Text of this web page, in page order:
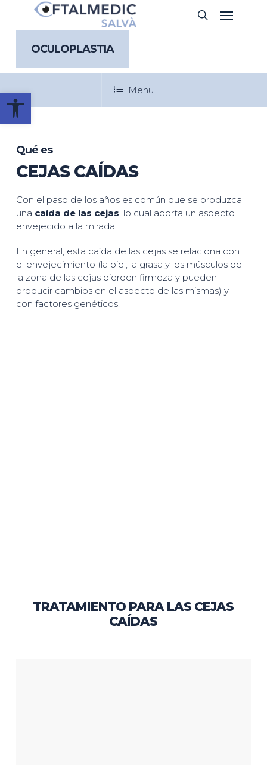
Abrir barra de herramientas
main
content
Buscar
Menu
OCULOPLASTIA
Menu
Qué es
CEJAS CAÍDAS
Con el paso de los años es común que se produzca
una caída de las cejas, lo cual aporta un aspecto
envejecido a la mirada.
En general, esta caída de las cejas se relaciona con
el envejecimiento (la piel, la grasa y los músculos de
la zona de las cejas pierden firmeza y pueden
producir cambios en el aspecto de las mismas) y
con factores genéticos.
TRATAMIENTO PARA LAS CEJAS
CAÍDAS